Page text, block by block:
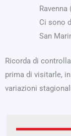
Ravenna
Ci sono
San
Ricorda di
prima di visitarle,
variazioni